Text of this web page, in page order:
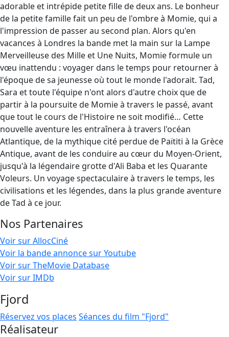
adorable et intrépide petite fille de deux ans. Le bonheur
de la petite famille fait un peu de l'ombre à Momie, qui a
l'impression de passer au second plan. Alors qu'en
vacances à Londres la bande met la main sur la Lampe
Merveilleuse des Mille et Une Nuits, Momie formule un
vœu inattendu : voyager dans le temps pour retourner à
l'époque de sa jeunesse où tout le monde l'adorait. Tad,
Sara et toute l'équipe n'ont alors d'autre choix que de
partir à la poursuite de Momie à travers le passé, avant
que tout le cours de l'Histoire ne soit modifié… Cette
nouvelle aventure les entraînera à travers l'océan
Atlantique, de la mythique cité perdue de Païtiti à la Grèce
Antique, avant de les conduire au cœur du Moyen-Orient,
jusqu'à la légendaire grotte d'Ali Baba et les Quarante
Voleurs. Un voyage spectaculaire à travers le temps, les
civilisations et les légendes, dans la plus grande aventure
de Tad à ce jour.
Nos Partenaires
Voir sur AllocCiné
Voir la bande annonce sur Youtube
Voir sur TheMovie Database
Voir sur IMDb
Fjord
Réservez vos places Séances du film "Fjord"
Réalisateur